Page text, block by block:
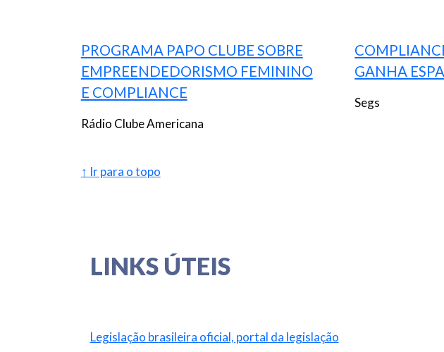
PROGRAMA PAPO CLUBE SOBRE
EMPREENDEDORISMO FEMININO
E COMPLIANCE
Rádio Clube Americana
GANHA
Segs
↑ Ir para o topo
LINKS ÚTEIS
Legislação brasileira oficial, portal da legislação